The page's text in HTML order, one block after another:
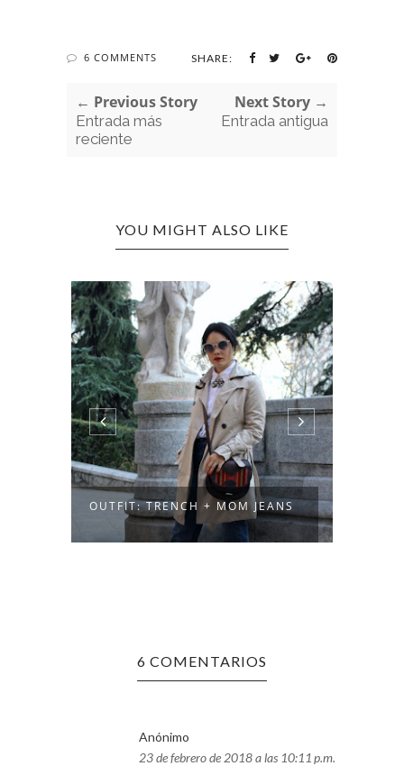
6 COMMENTS SHARE:
← Previous Story
Entrada más
reciente
Next Story →
Entrada antigua
YOU MIGHT ALSO LIKE
OUTFIT: TRENCH + MOM JEANS
6 COMENTARIOS
Anónimo
23 de febrero de 2018 a las 10:11 p.m.